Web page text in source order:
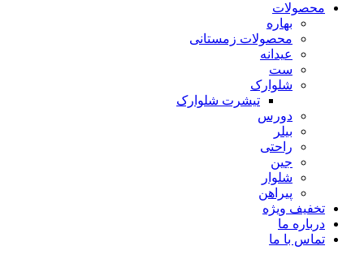
محصولات
بهاره
محصولات زمستانی
عیدانه
ست
شلوارک
تیشرت شلوارک
دورس
بیلر
راحتی
جین
شلوار
پیراهن
تخفیف ویژه
درباره ما
تماس با ما